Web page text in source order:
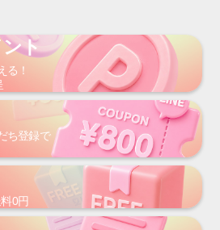
ト
る！
ち登録で
0円